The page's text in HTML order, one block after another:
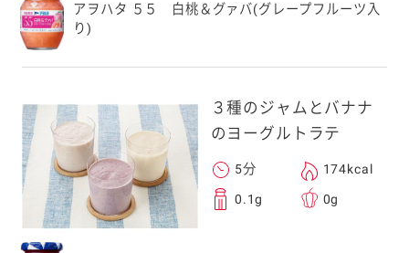
アヲハタ ５５ 白桃＆グァバ(グレープフルーツ入
り)
３種のジャムとバナナ
のヨーグルトラテ
5分 174kcal
0.1g 0g